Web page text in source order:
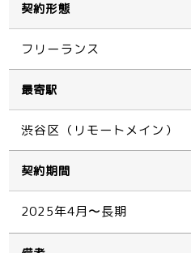
契約形態
フリーランス
最寄駅
渋谷区（リモートメイン）
契約期間
2025年4月〜長期